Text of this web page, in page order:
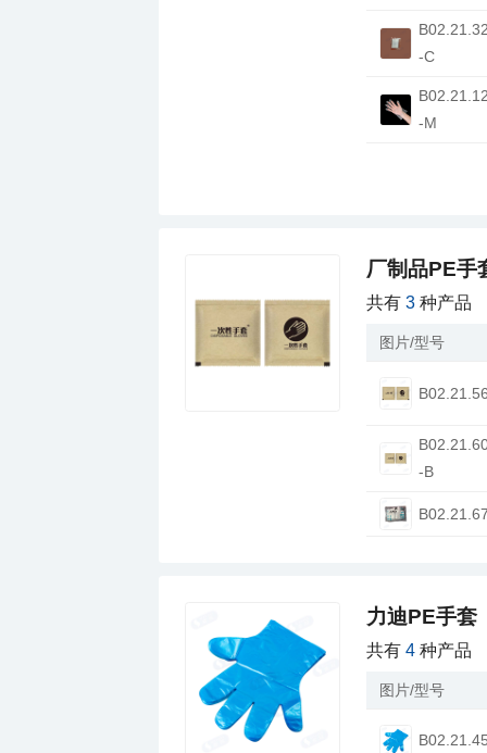
-C
-M
厂制品PE手
共有3 种产品
图片/型号
-B
力迪PE手套
共有4 种产品
图片/型号